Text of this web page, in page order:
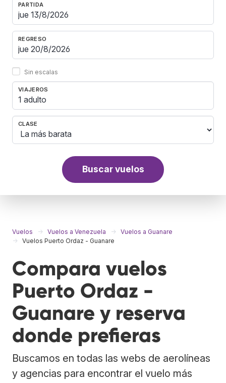
PARTIDA
REGRESO
Sin escalas
VIAJEROS
1 adulto
CLASE
Buscar vuelos
Vuelos Vuelos a Venezuela
Vuelos a Guanare
Vuelos Puerto Ordaz - Guanare
Compara vuelos
Puerto Ordaz -
Guanare y reserva
donde prefieras
Buscamos en todas las webs de aerolíneas
y agencias para encontrar el vuelo más